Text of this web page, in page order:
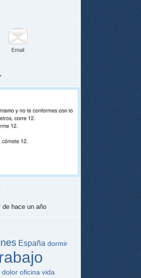
Email
España dormir
dolor oficina vida